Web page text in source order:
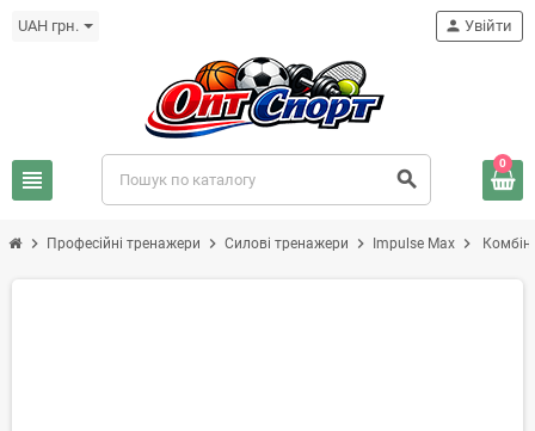
UAH грн.
view_headline search
person Увійти
0
chevron_right Професійні тренажери chevron_right Силові тренажери chevron_right Impulse Max chevron_right